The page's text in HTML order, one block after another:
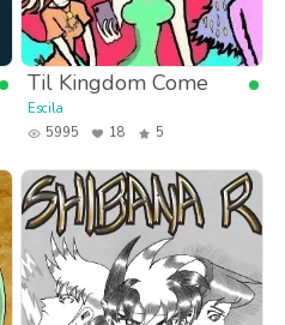
Til Kingdom Come
Escila
5995
18 5